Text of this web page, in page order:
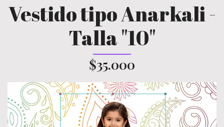
Vestido tipo Anarkali -
Talla "10"
$35.000